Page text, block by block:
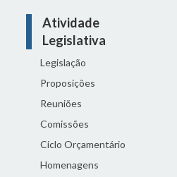
Atividade
Legislativa
Legislação
Proposições
Reuniões
Comissões
Ciclo Orçamentário
Homenagens